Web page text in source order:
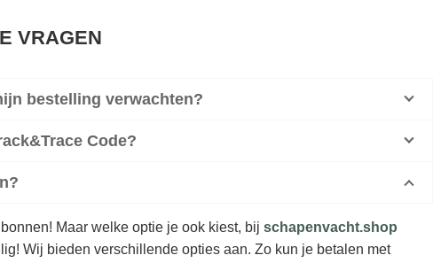
VRAGEN
bestelling verwachten?
Code?
Maar welke optie je ook kiest, bij schapenvacht.shop
Wij bieden verschillende opties aan. Zo kun je betalen met